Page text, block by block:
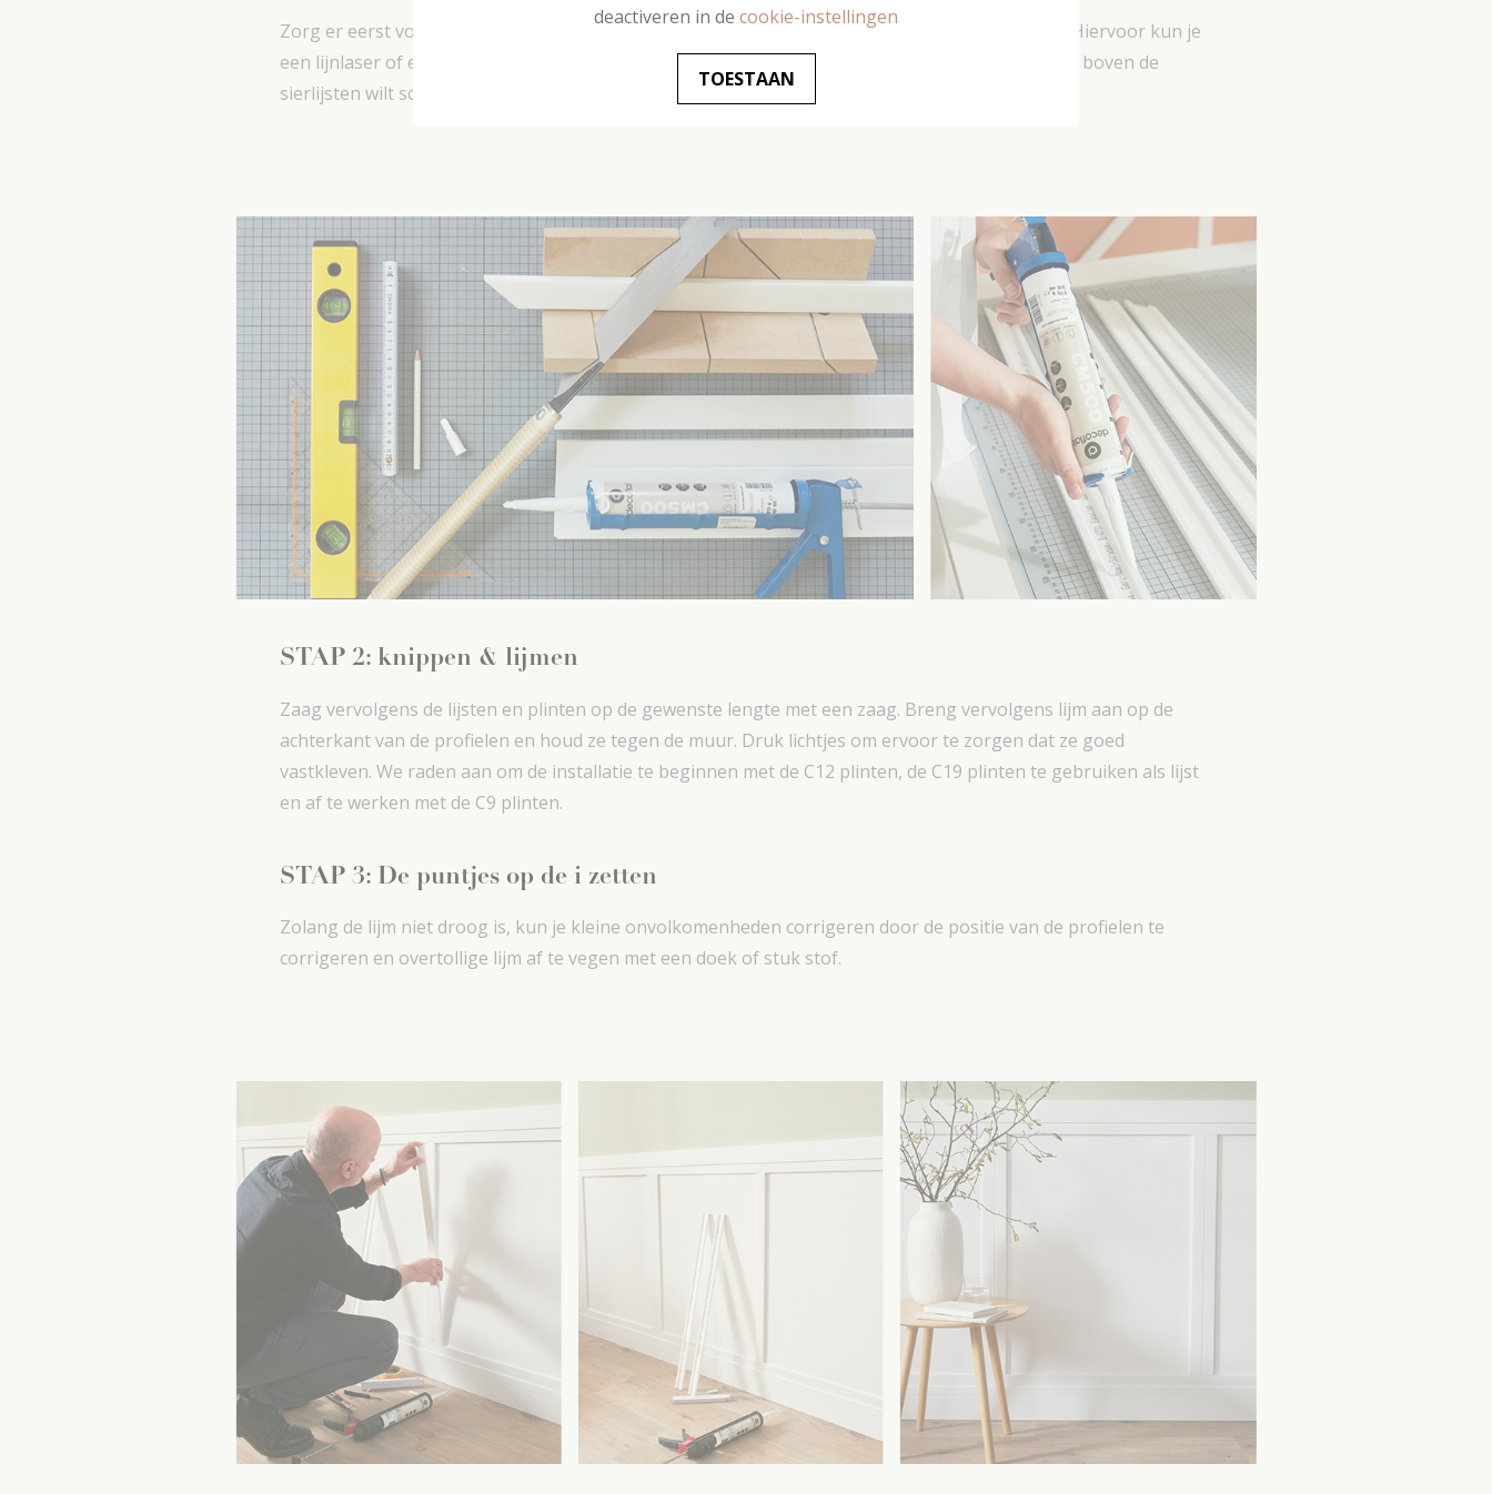
Zorg er eerst voor dat je al het nodige materiaal en de juiste afmetingen voor het project hebt. Hiervoor kun je
een lijnlaser of een waterpas gebruiken en de posities schetsen met een potlood. Als je de muur boven de
sierlijsten wilt schilderen, kun je dat achteraf doen.
STAP 2: knippen & lijmen
Zaag vervolgens de lijsten en plinten op de gewenste lengte met een zaag. Breng vervolgens lijm aan op de
achterkant van de profielen en houd ze tegen de muur. Druk lichtjes om ervoor te zorgen dat ze goed
vastkleven. We raden aan om de installatie te beginnen met de C12 plinten, de C19 plinten te gebruiken als lijst
en af te werken met de C9 plinten.
STAP 3: De puntjes op de i zetten
Zolang de lijm niet droog is, kun je kleine onvolkomenheden corrigeren door de positie van de profielen te
corrigeren en overtollige lijm af te vegen met een doek of stuk stof.
deactiveren in de cookie-instellingen
TOESTAAN